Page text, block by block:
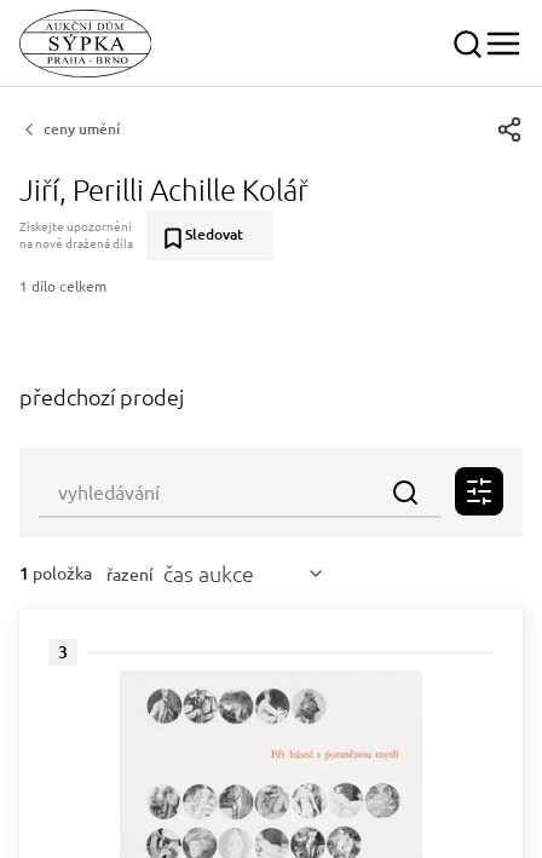
ceny umění
Jiří, Perilli Achille Kolář
Získejte upozornění
na nově dražená díla
Sledovat
1 dílo celkem
předchozí prodej
1 položka řazení čas aukce
3